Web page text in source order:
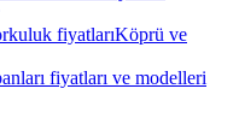
Köprü ve